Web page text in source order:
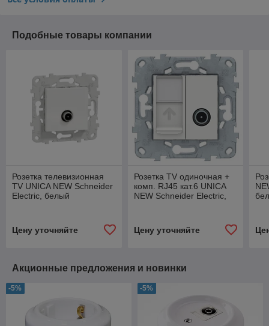
Подобные товары компании
Розетка телевизионная
TV UNICA NEW Schneider
Electric, белый
Цену уточняйте
Розетка TV одиночная +
комп. RJ45 кат.6 UNICA
NEW Schneider Electric,
Цену уточняйте
Акционные предложения и новинки
-5% -5%